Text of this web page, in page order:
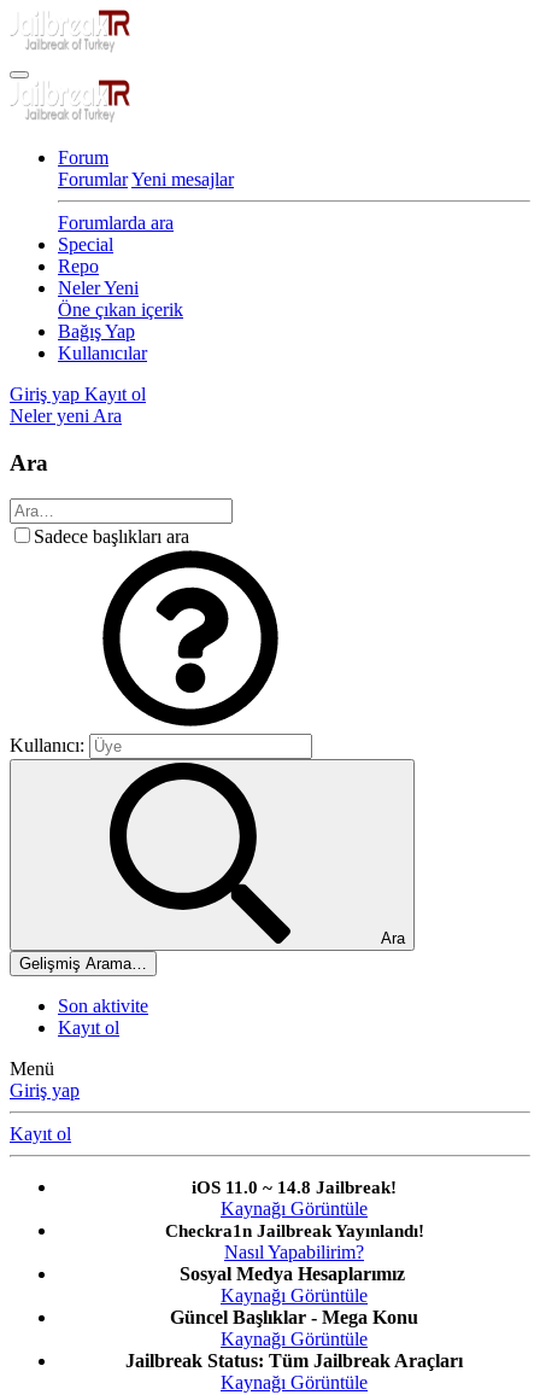
Forum
ForumlarYeni mesajlar
Forumlarda ara
Special
Repo
Neler Yeni
Öne çıkan içerik
Bağış Yap
Kullanıcılar
Giriş yap Kayıt ol
Neler yeni Ara
Ara
Sadece başlıkları ara
Kullanıcı:
Ara
Gelişmiş Arama…
Son aktivite
Kayıt ol
Menü
Giriş yap
Kayıt ol
iOS 11.0 ~ 14.8 Jailbreak!
Kaynağı Görüntüle
Checkra1n Jailbreak Yayınlandı!
Nasıl Yapabilirim?
Sosyal Medya Hesaplarımız
Kaynağı Görüntüle
Güncel Başlıklar - Mega Konu
Kaynağı Görüntüle
Jailbreak Status: Tüm Jailbreak Araçları
Kaynağı Görüntüle